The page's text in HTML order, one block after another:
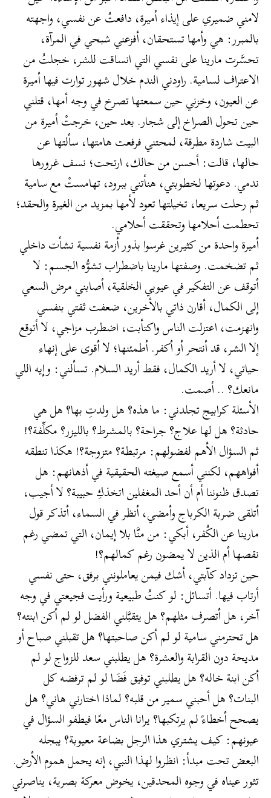
لامني ضميري على إيذاء أميرة، دافعتُ عن نفسي، واجهته
بالمبرر: هي وأمها تستحقان، أفزعني شبحي في المرآة،
تحسَّرت مارينا على نفسي التي انساقت للشر، خجلتُ من
الاعتراف لسامية. راودني الندم خلال شهور توارت فيها أميرة
عن العيون، وخزني حين سمعتها تصرخ في وجه أمها، قتلني
حين تحول الصراخ إلى شجار. بعد حين، خرجتْ أميرة من
البيت شاردة مطرقة، لمحتني فرفعت هامتها، سألتها عن
حالها، قالت: أحسن من حالك، ارتحت؛ نسف غرورها
ندمي. دعوتها لخطوبتي، هنأتني ببرود، تهامستْ مع سامية
ثم رحلت سريعا، تخيلتها تعود لأمها بمزيد من الغيرة والحقد؛
تحطمت أحلامها وتحققت أحلامي.
أميرة واحدة من كثيرين غرسوا بذور أزمة نفسية نشأت داخلي
ثم تضخمت. وصفتها مارينا باضطراب تشوُّه الجسم: لا
أتوقف عن التفكير في عيوبي الخلقية، أصابني مرض السعي
إلى الكمال، أقارن ذاتي بالأخرين، ضعفت ثقتي بنفسي
وانهزمت، اعتزلت الناس واكتأبت، اضطرب مزاجي، لا أتوقع
إلا الشر، قد أنتحر أو أكفر. أطمئنها؛ لا أقوى على إنهاء
حياتي، لا أريد الكمال، فقط أريد السلام. تسألني: وإيه اللي
مانعك؟ .. أصمت.
الأسئلة كرابيج تجلدني: ما هذه؟ هل ولدتِ بها؟ هل هي
حادثة؟ هل لها علاج؟ جراحة؟ بالمشرط؟ بالليزر؟ مكلِّفة؟!
ثم السؤال الأهم لفضولهم: مرتبطة؟ متزوجة؟! هكذا تنطقه
أفواههم، لكنني أسمع صيغته الحقيقية في أذهانهم: هل
تصدق ظنوننا أم أن أحد المغفلين اتخذكِ حبيبة؟ لا أجيب،
أتلقى ضربة الكرباج وأمضي، أنظر في السماء، أتذكر قول
مارينا عن الكُفر، أبكي: من منَّا بلا إيمان، التي تمضي رغم
نقصها أم الذين لا يمضون رغم كمالهم؟!
حين تزداد كآبتي، أشك فيمن يعاملونني برفق، حتى نفسي
أرتاب فيها. أتسائل: لو كنتُ طبيعية ورأيت فجيعتي في وجه
آخر، هل أتصرف مثلهم؟ هل يتقبَّلني الفضل لو لم أكن ابنته؟
هل تحترمني سامية لو لم أكن صاحبتها؟ هل تقبلني صباح أو
مديحة دون القرابة والعشرة؟ هل يطلبني سعد للزواج لو لم
أكن ابنة خاله؟ هل يطلبني توفيق فَضَا لو لم ترفضه كل
البنات؟ هل أحبني سمير من قلبه؟ لماذا اختارني هاني؟ هل
يصحح أخطاءً لم يرتكبها؟ يرانا الناس معًا فيطفو السؤال في
عيونهم: كيف يشتري هذا الرجل بضاعة معيوبة؟ يبجله
البعض تحت مبدأ: انظروا لهذا النبي، إنه يحمل هموم الأرض.
تثور عيناه في وجوه المحدقين، يخوض معركة بصرية، يناصرني